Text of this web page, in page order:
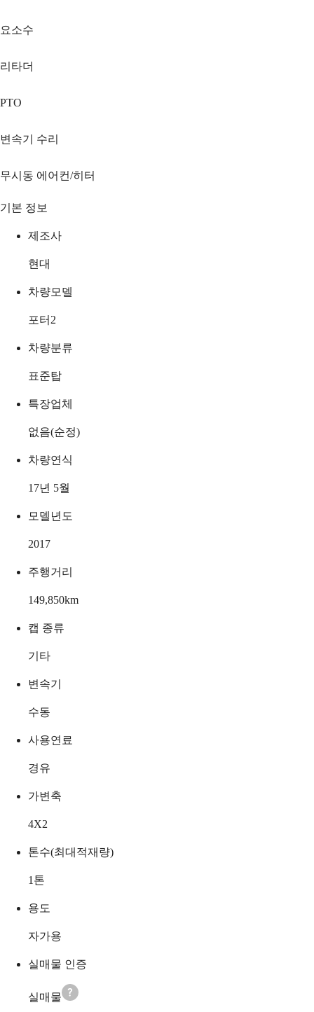
요소수
리타더
PTO
변속기 수리
무시동 에어컨/히터
기본 정보
제조사
현대
차량모델
포터2
차량분류
표준탑
특장업체
없음(순정)
차량연식
17년 5월
모델년도
2017
주행거리
149,850km
캡 종류
기타
변속기
수동
사용연료
경유
가변축
4X2
톤수(최대적재량)
1 톤
용도
자가용
실매물 인증
실매물